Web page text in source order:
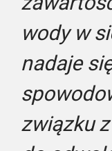
wody w
nadaje
związku